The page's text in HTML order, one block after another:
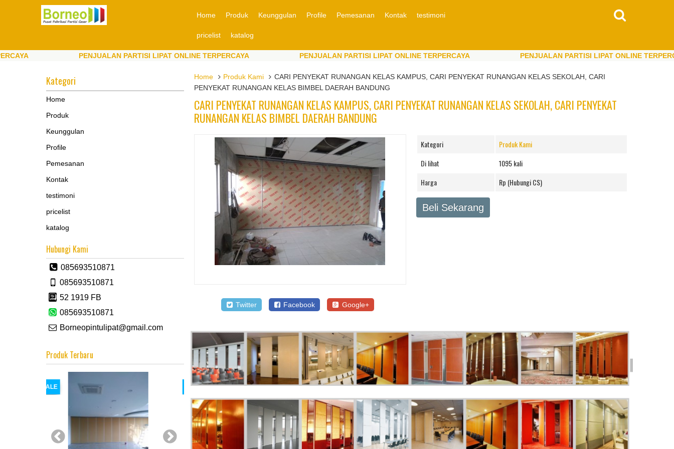
Home Produk Keunggulan Profile Pemesanan Kontak testimoni
pricelist katalog
PENJUALAN PARTISI LIPAT ONLINE TERPERCAYA PENJUALAN PARTISI LIPAT ONLINE TERPERCAYA
PENJUALAN PARTISI LIPAT ONLINE TERPERCAYA
Home
Produk Kami
CARI PENYEKAT RUNANGAN KELAS KAMPUS, CARI PENYEKAT RUNANGAN KELAS SEKOLAH, CARI
PENYEKAT RUNANGAN KELAS BIMBEL DAERAH BANDUNG
CARI PENYEKAT RUNANGAN KELAS KAMPUS, CARI PENYEKAT RUNANGAN KELAS SEKOLAH, CARI PENYEKAT
RUNANGAN KELAS BIMBEL DAERAH BANDUNG
Twitter Facebook Google+
Kategori
Produk Kami
Di lihat
1095 kali
Harga
Rp (Hubungi CS)
Beli Sekarang
Kategori
Home
Produk
Keunggulan
Profile
Pemesanan
Kontak
testimoni
pricelist
katalog
Hubungi Kami
085693510871
085693510871
52 1919 FB
085693510871
Borneopintulipat@gmail.com
Produk Terbaru
SALE SALE SALE